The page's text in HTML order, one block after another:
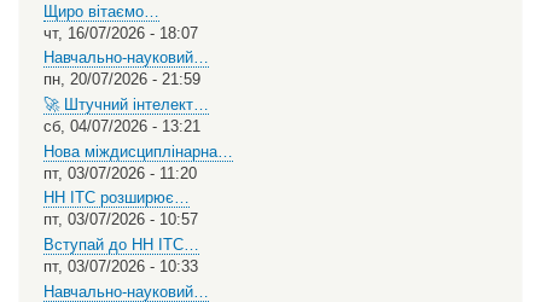
Щиро вітаємо…
чт, 16/07/2026 - 18:07
Навчально-науковий…
пн, 20/07/2026 - 21:59
🚀 Штучний інтелект…
сб, 04/07/2026 - 13:21
Нова міждисциплінарна…
пт, 03/07/2026 - 11:20
НН ІТС розширює…
пт, 03/07/2026 - 10:57
Вступай до НН ІТС…
пт, 03/07/2026 - 10:33
Навчально-науковий…